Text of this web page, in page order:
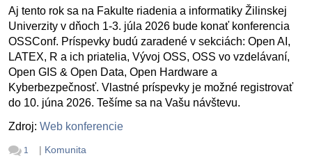
Aj tento rok sa na Fakulte riadenia a informatiky Žilinskej
Univerzity v dňoch 1-3. júla 2026 bude konať konferencia
OSSConf. Príspevky budú zaradené v sekciách: Open AI,
LATEX, R a ich priatelia, Vývoj OSS, OSS vo vzdelávaní,
Open GIS & Open Data, Open Hardware a
Kyberbezpečnosť. Vlastné príspevky je možné registrovať
do 10. júna 2026. Tešíme sa na Vašu návštevu.
Zdroj: Web konferencie
1 | Komunita